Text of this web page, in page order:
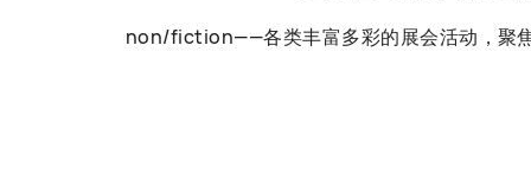
non/fiction——各类丰富多彩的展会活动，聚